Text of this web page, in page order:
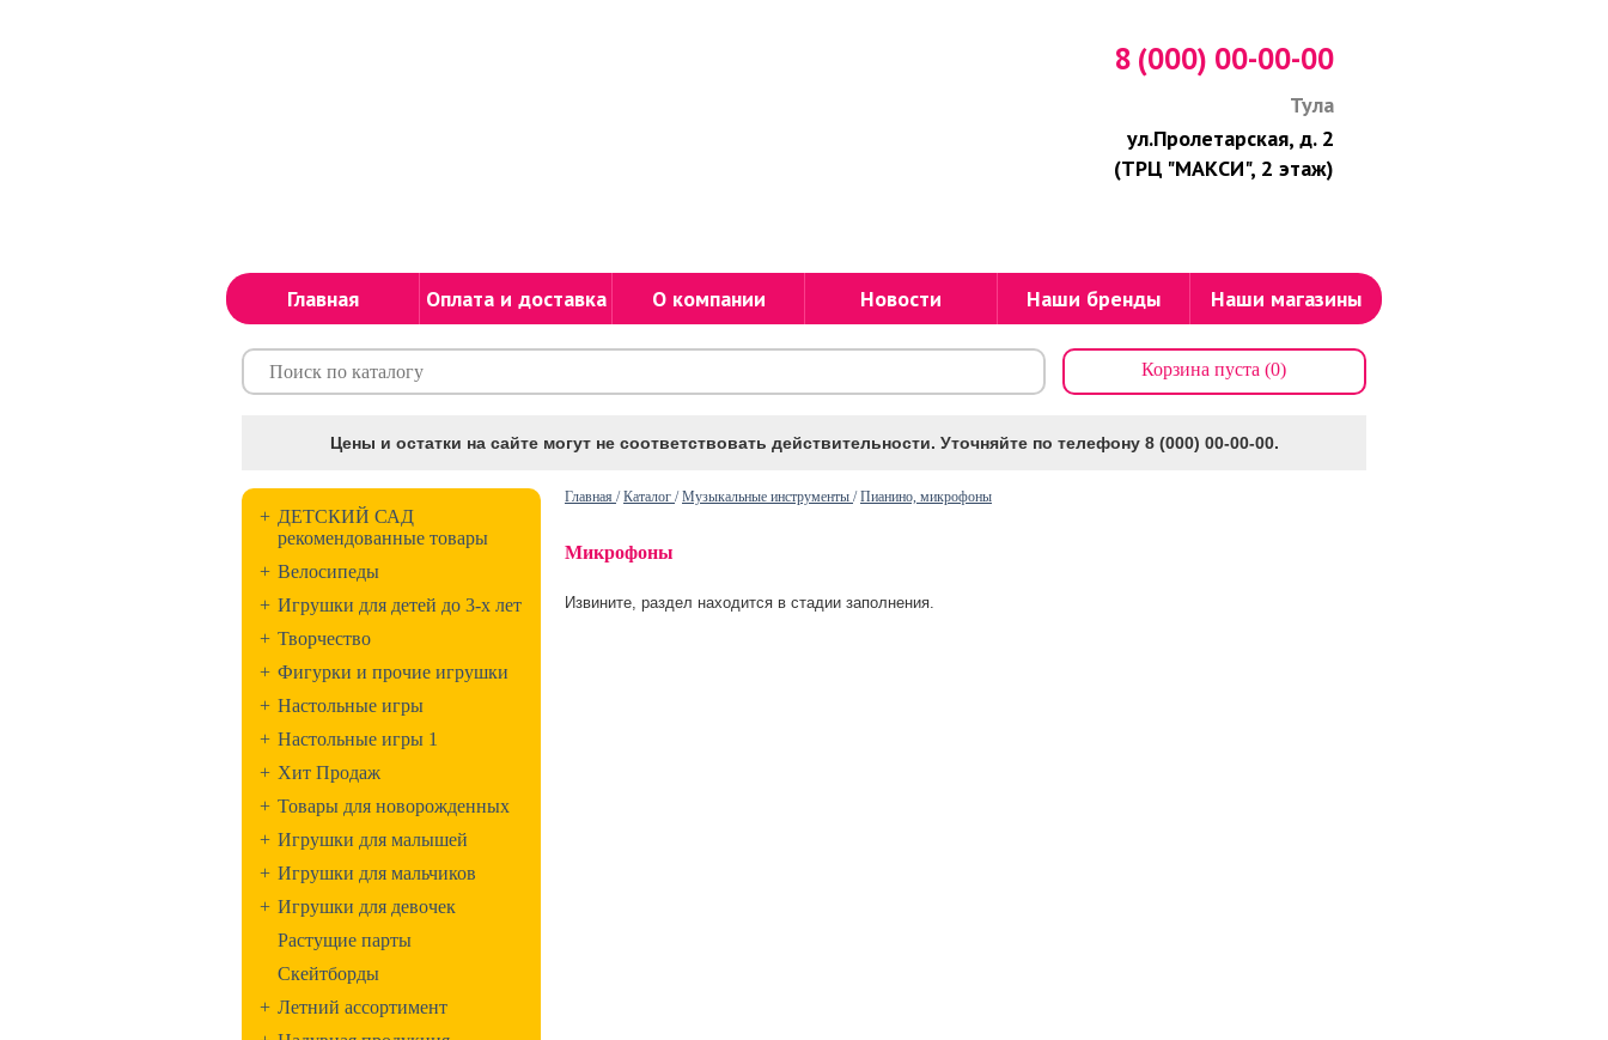
8 (000) 00-00-00
Тула
ул.Пролетарская, д. 2
(ТРЦ "МАКСИ", 2 этаж)
Главная Оплата и доставка О компании Новости Наши бренды Наши магазины
Корзина пуста (0)
Цены и остатки на сайте могут не соответствовать действительности. Уточняйте по телефону 8 (000) 00-00-00.
+ ДЕТСКИЙ САД
рекомендованные товары
+ Велосипеды
+ Игрушки для детей до 3-х лет
+ Творчество
+ Фигурки и прочие игрушки
+ Настольные игры
+ Настольные игры 1
+ Хит Продаж
+ Товары для новорожденных
+ Игрушки для малышей
+ Игрушки для мальчиков
+ Игрушки для девочек
Растущие парты
Скейтборды
+ Летний ассортимент
Главная /Каталог /Музыкальные инструменты /Пианино, микрофоны
Микрофоны
Извините, раздел находится в стадии заполнения.